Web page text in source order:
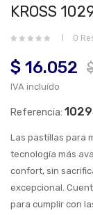
KROSS
0
$ 16.052
IVA incluído
Referencia:
Las pastillas para
tecnología más
confort, sin
excepcional.
para cumplir con